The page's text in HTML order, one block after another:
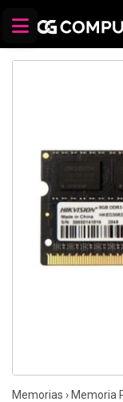
Memorias › Memoria